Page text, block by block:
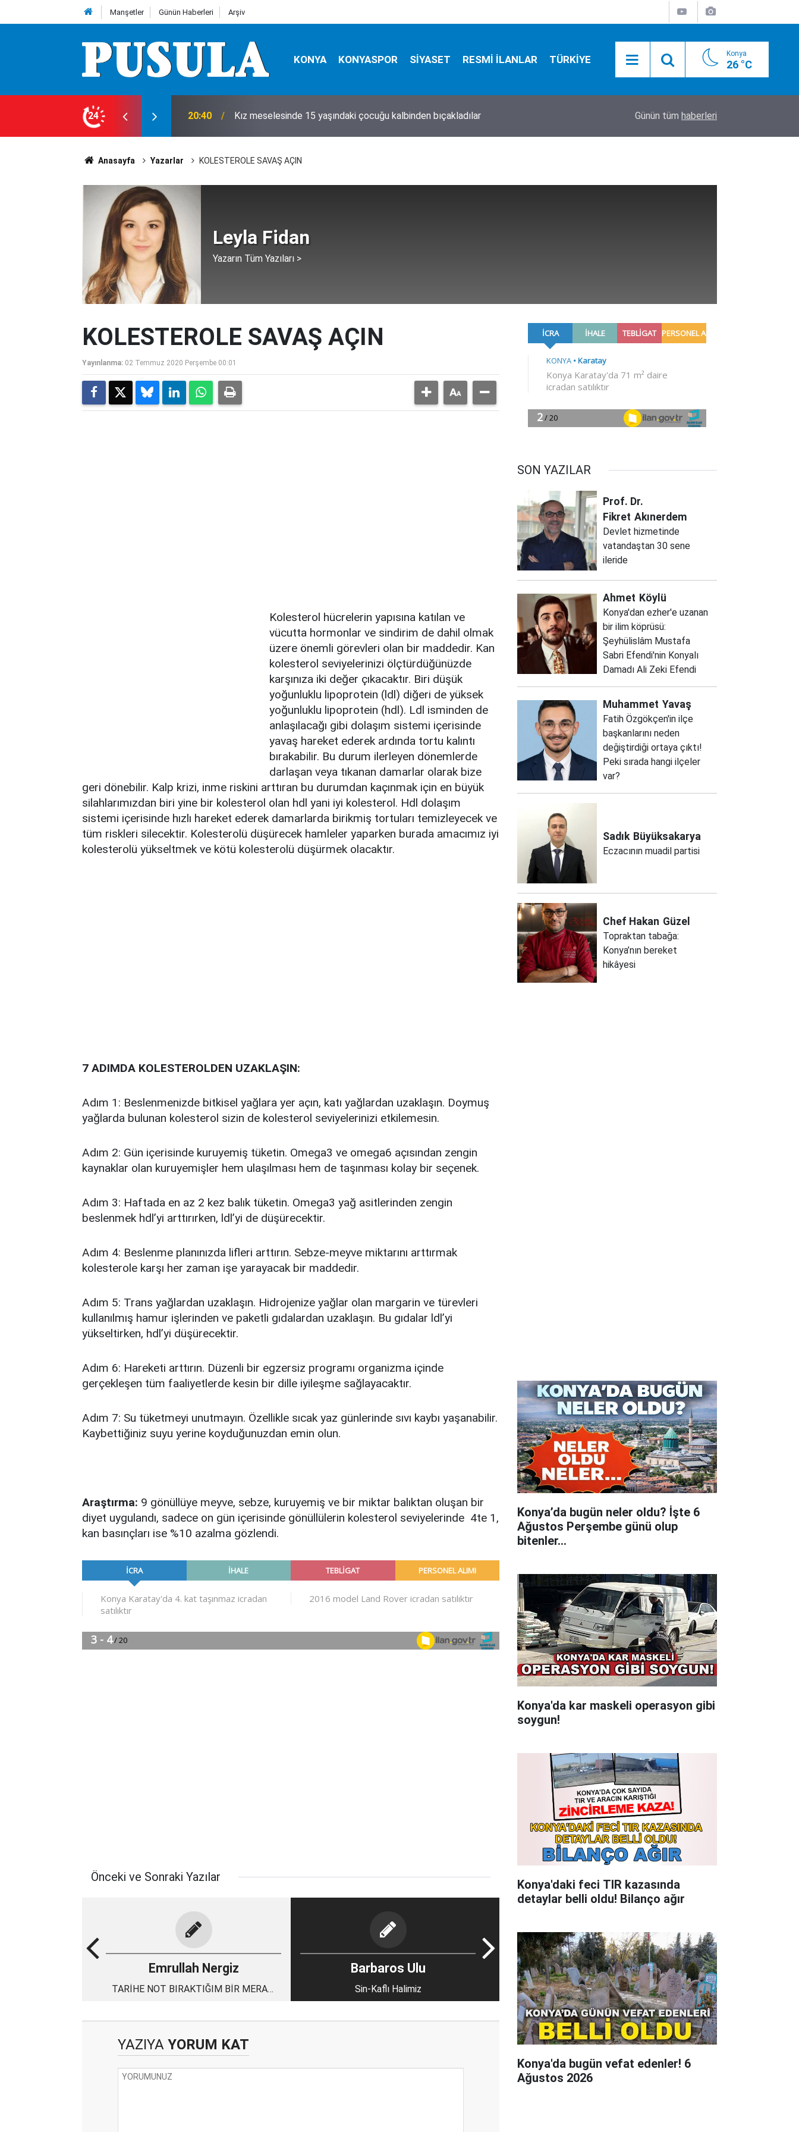
Manşetler Günün Haberleri Arşiv
KONYA KONYASPOR SİYASET RESMİ İLANLAR TÜRKİYE Konya
26 °C
24
kalbinden bıçakladılar 20:35 Komşuda, çalışmak 10 gün yasaklandı! İşte sakladıkları ve utandıkları o isim!
Günün tüm haberleri
Anasayfa Yazarlar KOLESTEROLE SAVAŞ AÇIN
Leyla Fidan
Yazarın Tüm Yazıları >
KOLESTEROLE SAVAŞ AÇIN
Yayınlanma: 02 Temmuz 2020 Perşembe 00:01
Kolesterol hücrelerin yapısına katılan ve
vücutta hormonlar ve sindirim de dahil olmak
üzere önemli görevleri olan bir maddedir. Kan
kolesterol seviyelerinizi ölçtürdüğünüzde
karşınıza iki değer çıkacaktır. Biri düşük
yoğunluklu lipoprotein (ldl) diğeri de yüksek
yoğunluklu lipoprotein (hdl). Ldl isminden de
anlaşılacağı gibi dolaşım sistemi içerisinde
yavaş hareket ederek ardında tortu kalıntı
bırakabilir. Bu durum ilerleyen dönemlerde
darlaşan veya tıkanan damarlar olarak bize
geri dönebilir. Kalp krizi, inme riskini arttıran bu durumdan kaçınmak için en büyük
silahlarımızdan biri yine bir kolesterol olan hdl yani iyi kolesterol. Hdl dolaşım
sistemi içerisinde hızlı hareket ederek damarlarda birikmiş tortuları temizleyecek ve
tüm riskleri silecektir. Kolesterolü düşürecek hamleler yaparken burada amacımız iyi
kolesterolü yükseltmek ve kötü kolesterolü düşürmek olacaktır.
7 ADIMDA KOLESTEROLDEN UZAKLAŞIN:
Adım 1: Beslenmenizde bitkisel yağlara yer açın, katı yağlardan uzaklaşın. Doymuş
yağlarda bulunan kolesterol sizin de kolesterol seviyelerinizi etkilemesin.
Adım 2: Gün içerisinde kuruyemiş tüketin. Omega3 ve omega6 açısından zengin
kaynaklar olan kuruyemişler hem ulaşılması hem de taşınması kolay bir seçenek.
Adım 3: Haftada en az 2 kez balık tüketin. Omega3 yağ asitlerinden zengin
beslenmek hdl’yi arttırırken, ldl’yi de düşürecektir.
Adım 4: Beslenme planınızda lifleri arttırın. Sebze-meyve miktarını arttırmak
kolesterole karşı her zaman işe yarayacak bir maddedir.
Adım 5: Trans yağlardan uzaklaşın. Hidrojenize yağlar olan margarin ve türevleri
kullanılmış hamur işlerinden ve paketli gıdalardan uzaklaşın. Bu gıdalar ldl’yi
yükseltirken, hdl’yi düşürecektir.
Adım 6: Hareketi arttırın. Düzenli bir egzersiz programı organizma içinde
gerçekleşen tüm faaliyetlerde kesin bir dille iyileşme sağlayacaktır.
Adım 7: Su tüketmeyi unutmayın. Özellikle sıcak yaz günlerinde sıvı kaybı yaşanabilir.
Kaybettiğiniz suyu yerine koyduğunuzdan emin olun.
Araştırma: 9 gönüllüye meyve, sebze, kuruyemiş ve bir miktar balıktan oluşan bir
diyet uygulandı, sadece on gün içerisinde gönüllülerin kolesterol seviyelerinde 4te 1,
kan basınçları ise %10 azalma gözlendi.
Önceki ve Sonraki Yazılar
Emrullah Nergiz
TARİHE NOT BIRAKTIĞIM BİR MERAM
Barbaros Ulu
Sin-Kaflı Halimiz
YAZIYA YORUM KAT
SON YAZILAR
Prof. Dr.
Fikret Akınerdem
Devlet hizmetinde
vatandaştan 30 sene
ileride
Ahmet Köylü
Konya'dan ezher'e uzanan
bir ilim köprüsü:
Şeyhülislâm Mustafa
Sabri Efendi'nin Konyalı
Damadı Ali Zeki Efendi
Muhammet Yavaş
Fatih Özgökçen'in ilçe
başkanlarını neden
değiştirdiği ortaya çıktı!
Peki sırada hangi ilçeler
var?
Sadık Büyüksakarya
Eczacının muadil partisi
Chef Hakan Güzel
Topraktan tabağa:
Konya’nın bereket
hikâyesi
Konya’da bugün neler oldu? İşte 6
Ağustos Perşembe günü olup
bitenler…
Konya'da kar maskeli operasyon gibi
soygun!
Konya'daki feci TIR kazasında
detaylar belli oldu! Bilanço ağır
Konya'da bugün vefat edenler! 6
Ağustos 2026